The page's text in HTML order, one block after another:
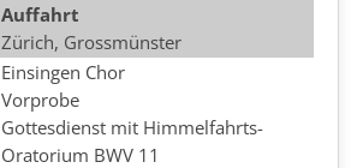
Auffahrt
Zürich, Grossmünster
Einsingen Chor
Vorprobe
Gottesdienst mit Himmelfahrts-
Oratorium BWV 11